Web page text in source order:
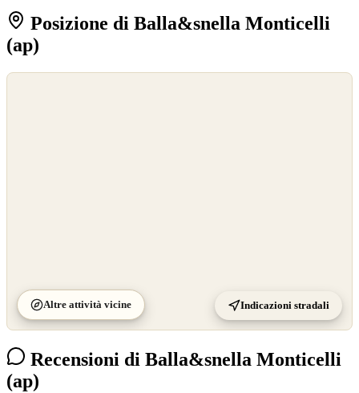
Posizione di Balla&snella Monticelli
(ap)
Altre attività vicine Indicazioni stradali
Recensioni di Balla&snella Monticelli
(ap)